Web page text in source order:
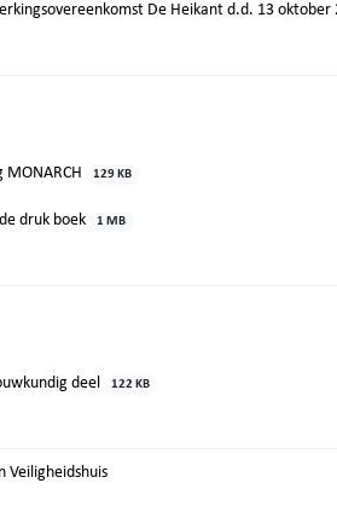
De Heikant d.d. 13 oktober
129 KB
druk boek 1 MB
deel
122 KB
Veiligheidshuis